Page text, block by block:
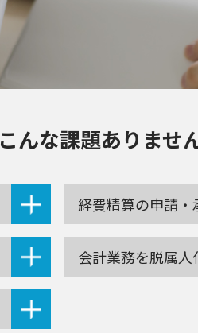
こんな課題ありませ
経費精算の申請
会計業務を脱属